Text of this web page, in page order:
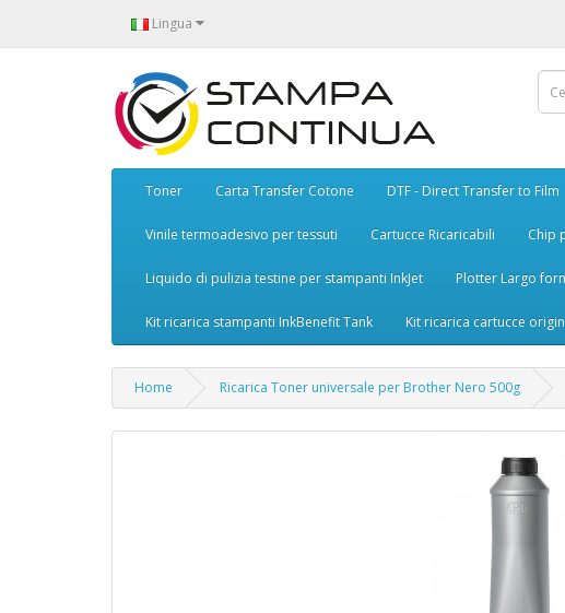
Lingua
Toner Carta Transfer Cotone DTF - Direct Transfer to Film
Vinile termoadesivo per tessuti Cartucce Ricaricabili Chip
Liquido di pulizia testine per stampanti InkJet Plotter Largo
Kit ricarica stampanti InkBenefit Tank Kit ricarica cartucce
Home Ricarica Toner universale per Brother Nero 500g